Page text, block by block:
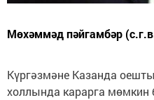
Мөхәммәд пәйгамбәр
Күргәзмәне Казанда
холлында карарга мөмкин